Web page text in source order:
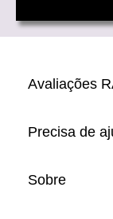
Avaliações
Precisa de
Sobre